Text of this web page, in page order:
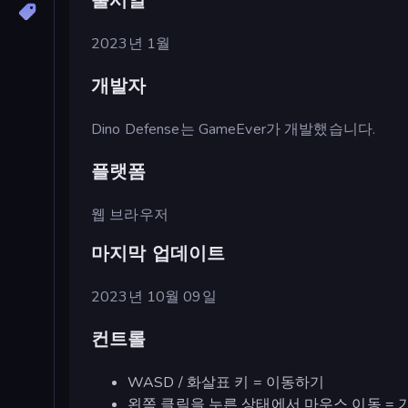
2023년 1월
개발자
Dino Defense는 GameEver가 개발했습니다.
플랫폼
웹 브라우저
마지막 업데이트
2023년 10월 09일
컨트롤
WASD / 화살표 키 = 이동하기
왼쪽 클릭을 누른 상태에서 마우스 이동 =